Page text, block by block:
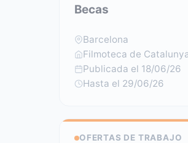
Becas
Barcelona
Filmoteca de
Publicada el 18/06/26
Hasta el 29/06/26
OFERTAS DE TRABAJO